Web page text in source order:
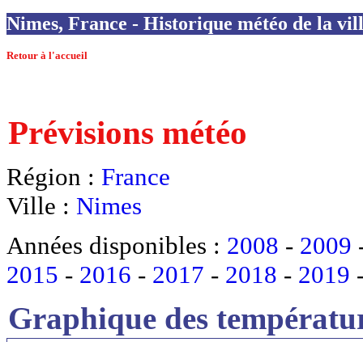
Nimes, France - Historique météo de la
Retour à l'accueil
Prévisions météo
Région : France
Ville : Nimes
Années disponibles : 2008 - 2009
2015 - 2016 - 2017 - 2018 - 2019
Graphique des